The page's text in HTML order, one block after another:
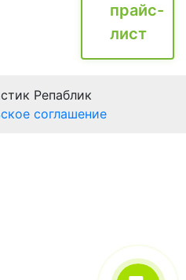
прайс-
лист
Репаблик
соглашение